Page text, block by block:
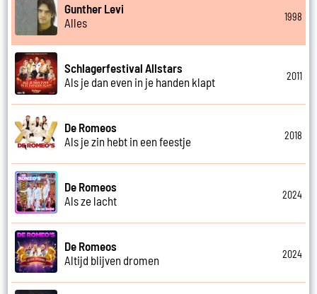
Gunther Levi
Alles
1998
Schlagerfestival Allstars
Als je dan even in je handen klapt
2011
De Romeos
Als je zin hebt in een feestje
2018
De Romeos
Als ze lacht
2024
De Romeos
Altijd blijven dromen
2024